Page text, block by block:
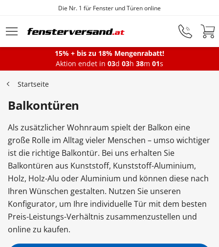
Zum Hauptinhalt springen
Fensterfabrik seit 1872
Fenster
Balkontüren
Terrassentüren
Haustüren
Sonnenschutz
Zäune & Tore
15% + bis zu 18% Mengenrabatt!
Aktion endet in 03d 03h 38m 00s
Startseite
Balkontüren
Als zusätzlicher Wohnraum spielt der Balkon eine
große Rolle im Alltag vieler Menschen – umso wichtiger
ist die richtige Balkontür. Bei uns erhalten Sie
Balkontüren aus Kunststoff, Kunststoff-Aluminium,
Holz, Holz-Alu oder Aluminium und können diese nach
Ihren Wünschen gestalten. Nutzen Sie unseren
Konfigurator, um Ihre individuelle Tür mit dem besten
Preis-Leistungs-Verhältnis zusammenzustellen und
online zu kaufen.